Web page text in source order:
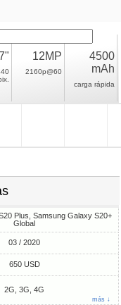
12MP
2160p@60
4500
mAh
carga rápida
Plus, Samsung Galaxy S20+
Global
03 / 2020
650 USD
2G, 3G, 4G
más ↓